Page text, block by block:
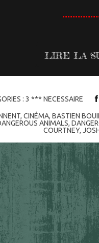
LIRE LA
: 3 *** NECESSAIRE
,CINÉMA,BASTIEN
ANIMALS,
COURTNEY,